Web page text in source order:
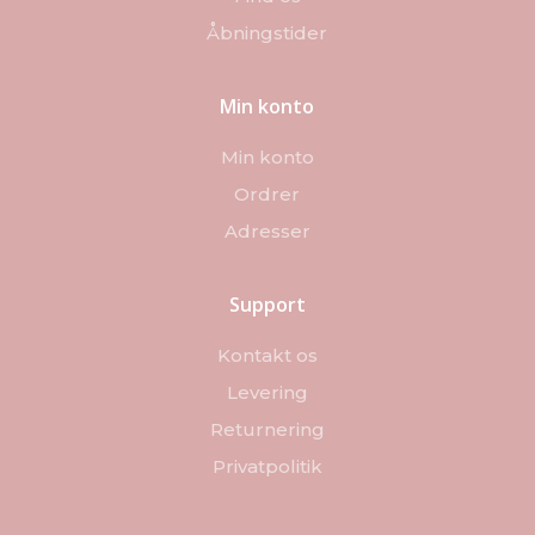
Åbningstider
Min konto
Min konto
Ordrer
Adresser
Support
Kontakt os
Levering
Returnering
Privatpolitik